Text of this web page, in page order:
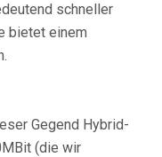
schneller
bietet einem
Gegend Hybrid-
(die wir